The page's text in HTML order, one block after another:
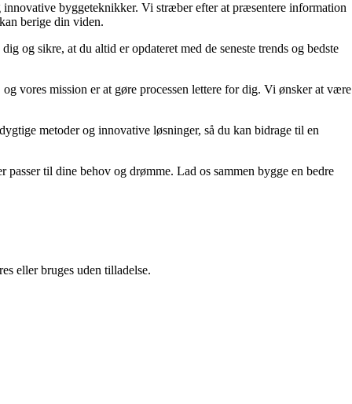
byggeteknikker. Vi stræber efter at præsentere information
berige din viden.
og sikre, at du altid er opdateret med de seneste trends og bedste
vores mission er at gøre processen lettere for dig. Vi ønsker at være
metoder og innovative løsninger, så du kan bidrage til en
til dine behov og drømme. Lad os sammen bygge en bedre
eller bruges uden tilladelse.